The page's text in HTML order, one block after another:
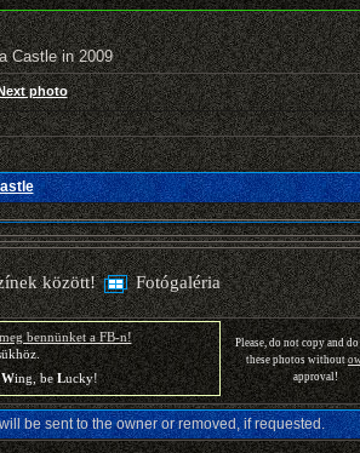
Castle in 2009
photo